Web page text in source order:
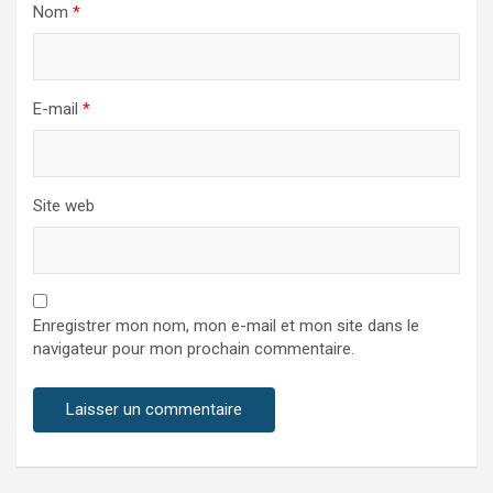
Nom *
E-mail *
Site web
Enregistrer mon nom, mon e-mail et mon site dans le
navigateur pour mon prochain commentaire.